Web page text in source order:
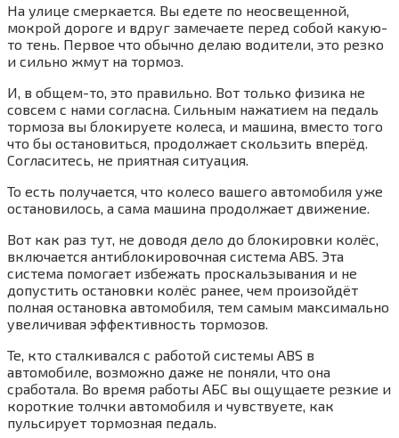
На улице смеркается. Вы едете по неосвещенной,
мокрой дороге и вдруг замечаете перед собой какую-
то тень. Первое что обычно делаю водители, это резко
и сильно жмут на тормоз.
И, в общем-то, это правильно. Вот только физика не
совсем с нами согласна. Сильным нажатием на педаль
тормоза вы блокируете колеса, и машина, вместо того
что бы остановиться, продолжает скользить вперёд.
Согласитесь, не приятная ситуация.
То есть получается, что колесо вашего автомобиля уже
остановилось, а сама машина продолжает движение.
Вот как раз тут, не доводя дело до блокировки колёс,
включается антиблокировочная система ABS. Эта
система помогает избежать проскальзывания и не
допустить остановки колёс ранее, чем произойдёт
полная остановка автомобиля, тем самым максимально
увеличивая эффективность тормозов.
Те, кто сталкивался с работой системы ABS в
автомобиле, возможно даже не поняли, что она
сработала. Во время работы АБС вы ощущаете резкие и
короткие толчки автомобиля и чувствуете, как
пульсирует тормозная педаль.